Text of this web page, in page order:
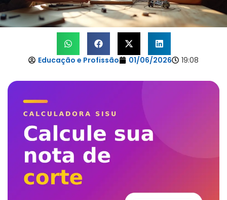
Educação e Profissão 01/06/2026 19:08